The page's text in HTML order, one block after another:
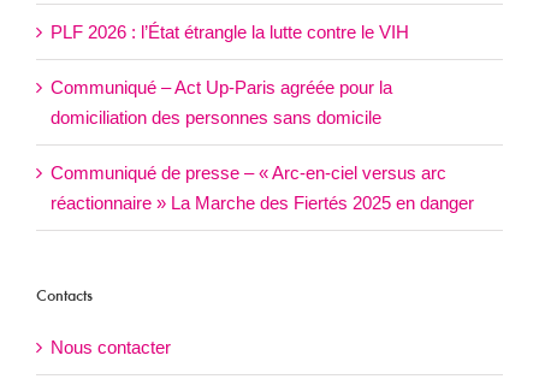
PLF 2026 : l’État étrangle la lutte contre le VIH
Communiqué – Act Up-Paris agréée pour la
domiciliation des personnes sans domicile
Communiqué de presse – « Arc-en-ciel versus arc
réactionnaire » La Marche des Fiertés 2025 en danger
Contacts
Nous contacter